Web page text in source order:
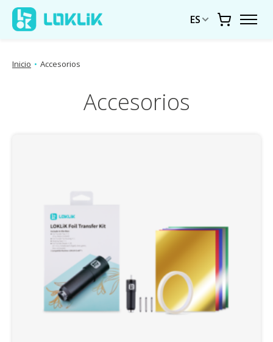
ES Carrito
Inicio • Accesorios
Accesorios